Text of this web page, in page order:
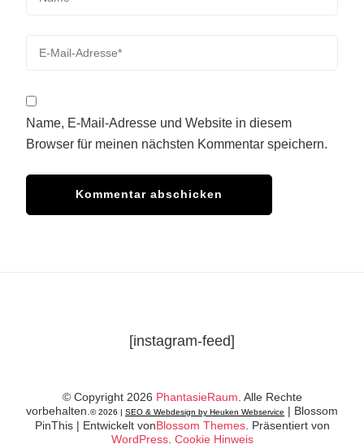
Name, E-Mail-Adresse und Website in diesem
Browser für meinen nächsten Kommentar speichern.
[instagram-feed]
© Copyright 2026 PhantasieRaum . Alle Rechte
vorbehalten. © 2026 | SEO & Webdesign by Heuken Webservice | Blossom
PinThis | Entwickelt vonBlossom Themes. Präsentiert von
WordPress. Cookie Hinweis